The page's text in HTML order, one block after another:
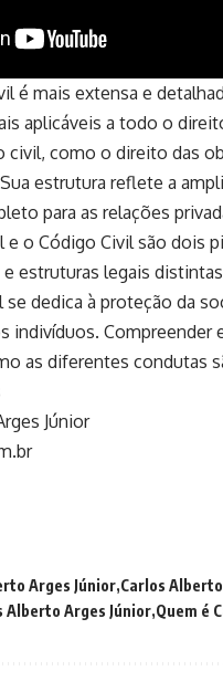
é mais extensa e
aplicáveis a todo o
civil, como o direito das
estrutura reflete a
para as relações
e o Código Civil são dois
estruturas legais
se dedica à proteção da
indivíduos.
as diferentes condutas
Júnior
Arges Júnior Carlos
Alberto Arges Júnior Quem é